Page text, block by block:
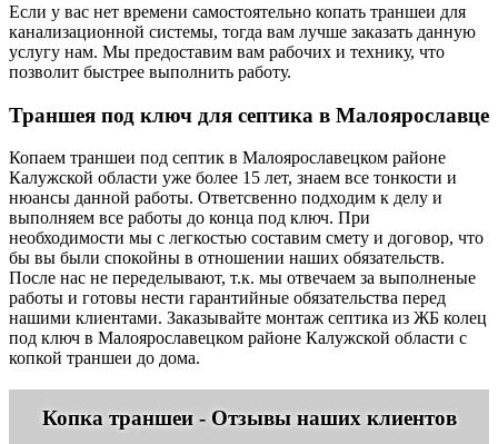
Если у вас нет времени самостоятельно копать траншеи для
канализационной системы, тогда вам лучше заказать данную
услугу нам. Мы предоставим вам рабочих и технику, что
позволит быстрее выполнить работу.
Траншея под ключ для септика в Малоярославце
Копаем траншеи под септик в Малоярославецком районе
Калужской области уже более 15 лет, знаем все тонкости и
нюансы данной работы. Ответсвенно подходим к делу и
выполняем все работы до конца под ключ. При
необходимости мы с легкостью составим смету и договор, что
бы вы были спокойны в отношении наших обязательств.
После нас не переделывают, т.к. мы отвечаем за выполненые
работы и готовы нести гарантийные обязательства перед
нашими клиентами. Заказывайте монтаж септика из ЖБ колец
под ключ в Малоярославецком районе Калужской области с
копкой траншеи до дома.
Копка траншеи - Отзывы наших клиентов